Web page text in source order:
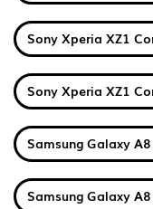
Sony Xperia XZ1
Sony Xperia XZ1
Samsung Galaxy
Samsung Galaxy